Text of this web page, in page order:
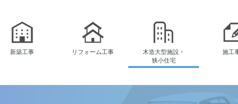
新築工事 リフォーム工事
木造大型施設・
狭小住宅
施工